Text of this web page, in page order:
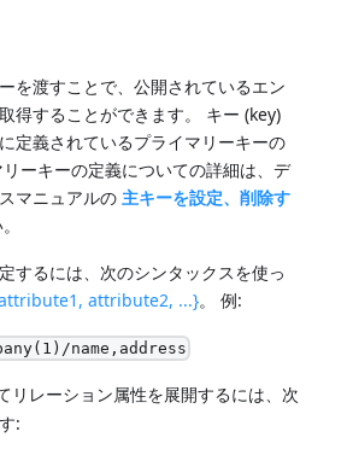
を渡すことで、公開されているエン
得することができます。 キー (key)
定義されているプライマリーキーの
ーキーの定義についての詳細は、デ
マニュアルの 主キーを設定、削除す
するには、次のシンタックスを使っ
attribute2, ...}。 例:
name,address
リレーション属性を展開するには、次
: